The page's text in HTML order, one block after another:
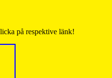
på respektive länk!